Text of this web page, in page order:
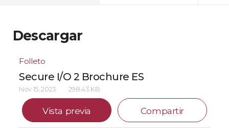
Descargar
Folleto
Secure I/O 2 Brochure ES
Nov 15, 2023 298.43 KB
Vista previa Compartir